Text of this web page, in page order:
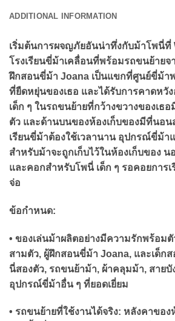
ADDITIONAL INFORMATION
เริ่มต้นการผจญภัยอันน่าทึ่งกับม้าโพนี่ที่
โรงเรียนขี่ม้าเคลื่อนที่พร้อมรถขนย้ายจ
ฝึกสอนขี่ม้า Joana เป็นแขกที่ศูนย์ขี่ม้า
ที่ยืดหยุ่นของเธอ และได้รับการคาดหวัง
เด็ก ๆ ในรถขนย้ายที่กว้างขวางของเธ
ตัว และด้านบนของห้องเก็บของมีที่นอ
เรียนขี่ม้าต้องใช้เวลานาน อุปกรณ์ขี่ม้า
สำหรับม้าจะถูกเก็บไว้ในห้องเก็บของ
และคอกสำหรับโพนี่ เด็ก ๆ รอคอยการเ
จ่อ
ข้อกำหนด:
• ของเล่นม้าผลิตอย่างมีความรักพร้อม
สามตัว, ผู้ฝึกสอนขี่ม้า Joana, และเด็ก
นี่สองตัว, รถขนย้าม้า, ผ้าคลุมม้า, สายบั
อุปกรณ์ขี่ม้าอื่น ๆ ที่ยอดเยี่ยม
• รถขนย้ายที่ใช้งานได้จริง: หลังคาขอ